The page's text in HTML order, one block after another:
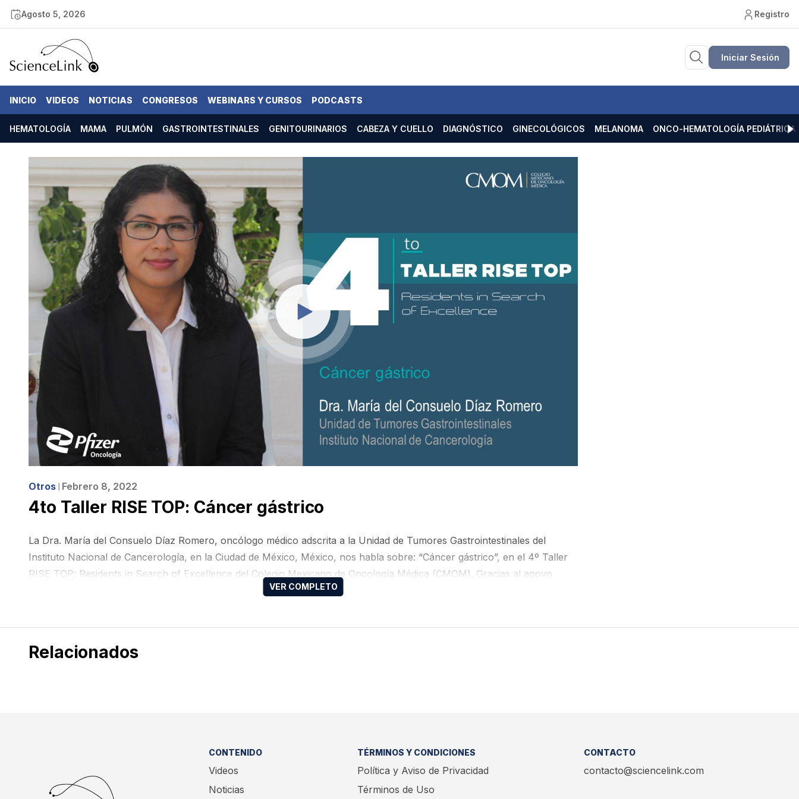
Agosto 5, 2026 Registro
Iniciar Sesión
INICIO VIDEOS NOTICIAS CONGRESOS WEBINARS Y CURSOS PODCASTS
HEMATOLOGÍA MAMA PULMÓN GASTROINTESTINALES GENITOURINARIOS CABEZA Y CUELLO DIAGNÓSTICO GINECOLÓGICOS MELANOMA ONCO-HEMATOLOGÍA PEDIÁTRICA
Otros ❘ Febrero 8, 2022
4to Taller RISE TOP: Cáncer gástrico
La Dra. María del Consuelo Díaz Romero, oncólogo médico adscrita a la Unidad de Tumores Gastrointestinales del
Instituto Nacional de Cancerología, en la Ciudad de México, México, nos habla sobre: “Cáncer gástrico”, en el 4º Taller
RISE TOP: Residents in Search of Excellence del Colegio Mexicano de Oncología Médica (CMOM). Gracias al apoyo
Relacionados
CONTENIDO
Videos
Noticias
TÉRMINOS Y CONDICIONES
Política y Aviso de Privacidad
Términos de Uso
CONTACTO
contacto@sciencelink.com